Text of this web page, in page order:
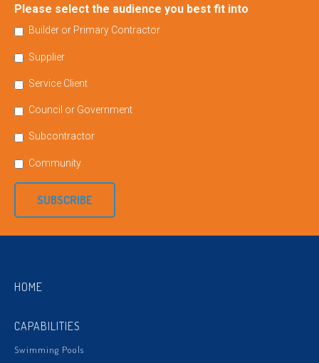
Please select the audience you best fit into
Builder or Primary Contractor
Supplier
Service Client
Council or Government
Subcontractor
Community
SUBSCRIBE
HOME
CAPABILITIES
Swimming Pools